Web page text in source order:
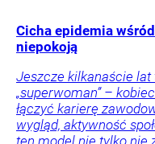
Cicha epidemia
niepokoją
Jeszcze kilkanaście lat
„superwoman” –
łączyć karierę
wygląd, aktywność